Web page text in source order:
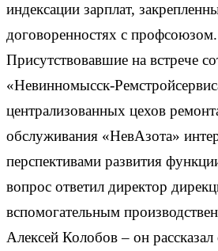
индексации зарплат,
договоренностях с профсоюзом.
Присутствовавшие на встрече
«Невинномысск-
централизованных цехов
обслуживания «НевАзота»
перспективами развития
вопрос ответил директор
вспомогательным
Алексей Колобов – он рассказал